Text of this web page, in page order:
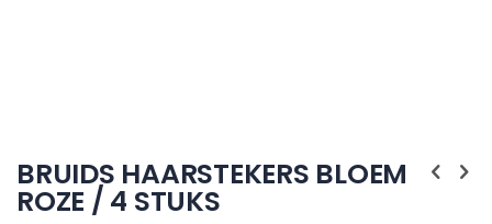
naar
het
begin
BRUIDS HAARSTEKERS BLOEM
ROZE / 4 STUKS